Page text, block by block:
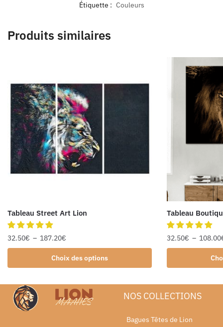
Étiquette : Couleurs
Produits similaires
Tableau Street Art Lion
32.50€ – 187.20€
Choix des options
Tableau
32.50€ – 108.00
NOS COLLECTIONS
Bagues Têtes de Lion